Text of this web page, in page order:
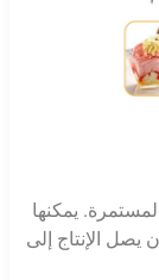
يمكنها
الإنتاج إلى